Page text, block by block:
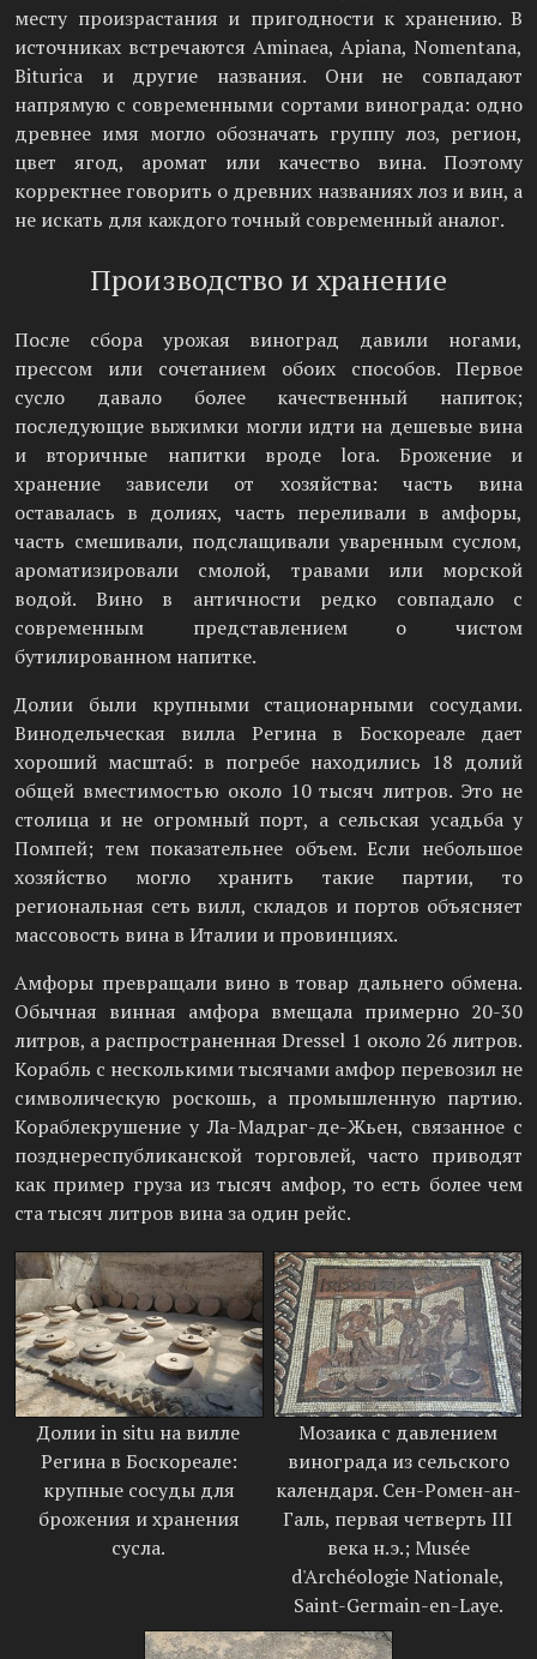
месту произрастания и пригодности к хранению. В
источниках встречаются Aminaea, Apiana, Nomentana,
Biturica и другие названия. Они не совпадают
напрямую с современными сортами винограда: одно
древнее имя могло обозначать группу лоз, регион,
цвет ягод, аромат или качество вина. Поэтому
корректнее говорить о древних названиях лоз и вин, а
не искать для каждого точный современный аналог.
Производство и хранение
После сбора урожая виноград давили ногами,
прессом или сочетанием обоих способов. Первое
сусло давало более качественный напиток;
последующие выжимки могли идти на дешевые вина
и вторичные напитки вроде lora. Брожение и
хранение зависели от хозяйства: часть вина
оставалась в долиях, часть переливали в амфоры,
часть смешивали, подслащивали уваренным суслом,
ароматизировали смолой, травами или морской
водой. Вино в античности редко совпадало с
современным представлением о чистом
бутилированном напитке.
Долии были крупными стационарными сосудами.
Винодельческая вилла Регина в Боскореале дает
хороший масштаб: в погребе находились 18 долий
общей вместимостью около 10 тысяч литров. Это не
столица и не огромный порт, а сельская усадьба у
Помпей; тем показательнее объем. Если небольшое
хозяйство могло хранить такие партии, то
региональная сеть вилл, складов и портов объясняет
массовость вина в Италии и провинциях.
Амфоры превращали вино в товар дальнего обмена.
Обычная винная амфора вмещала примерно 20-30
литров, а распространенная Dressel 1 около 26 литров.
Корабль с несколькими тысячами амфор перевозил не
символическую роскошь, а промышленную партию.
Кораблекрушение у Ла-Мадраг-де-Жьен, связанное с
позднереспубликанской торговлей, часто приводят
как пример груза из тысяч амфор, то есть более чем
ста тысяч литров вина за один рейс.
Долии in situ на вилле
Регина в Боскореале:
крупные сосуды для
брожения и хранения
сусла.
Мозаика с давлением
винограда из сельского
календаря. Сен-Ромен-ан-
Галь, первая четверть III
века н.э.; Musée
d'Archéologie Nationale,
Saint-Germain-en-Laye.